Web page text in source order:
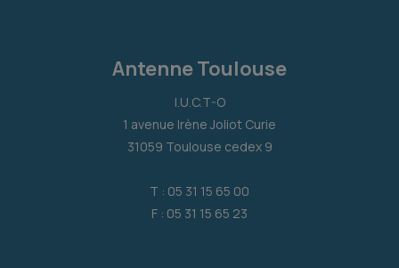
Antenne Toulouse
I.U.C.T-O
1 avenue Irène Joliot Curie
31059 Toulouse cedex 9
T : 05 31 15 65 00
F : 05 31 15 65 23